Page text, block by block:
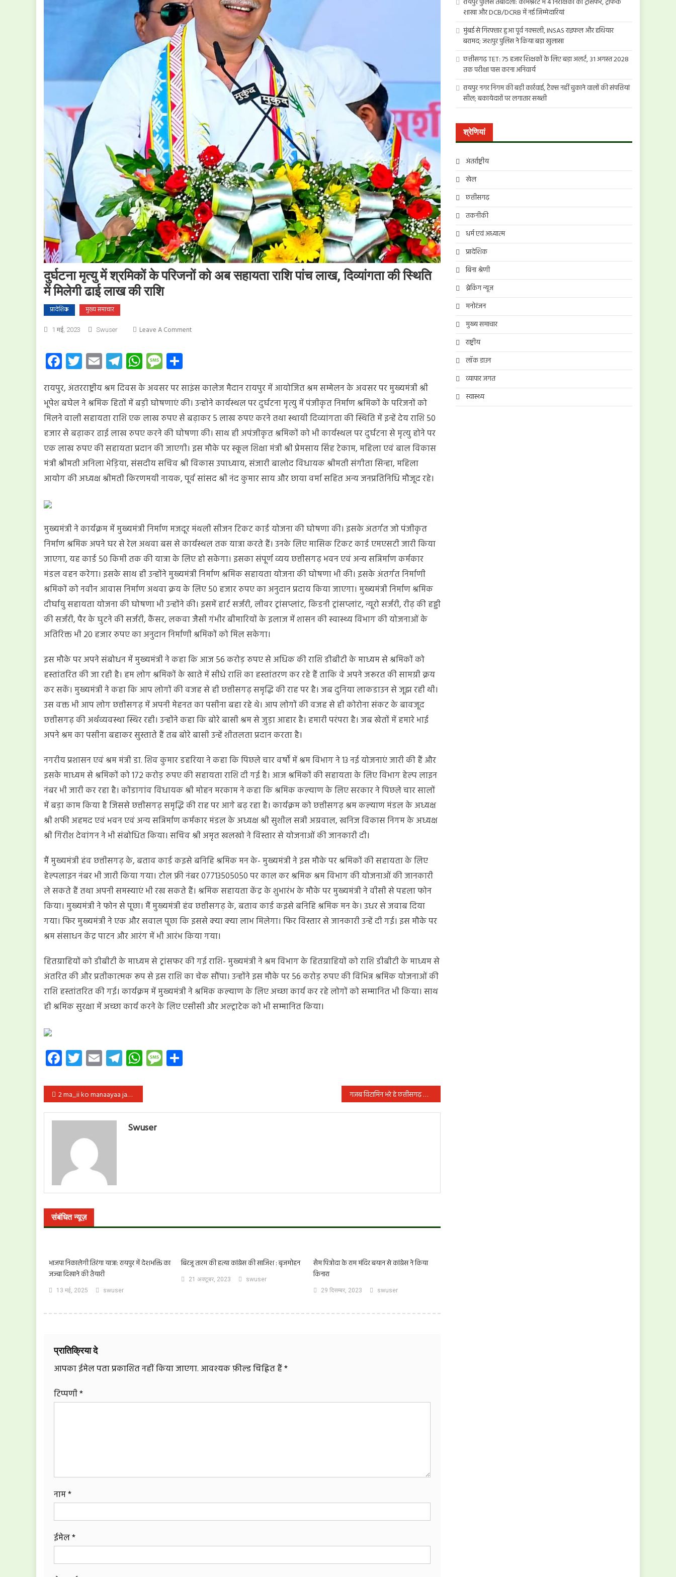
दुर्घटना मृत्यु में श्रमिकों के परिजनों को अब सहायता राशि पांच लाख, दिव्यांगता की स्थिति
में मिलेगी ढाई लाख की राशि
प्रादेशिक मुख्य समाचार
1 मई, 2023 Swuser Leave A CommentOn
के
परिजनों
अब
सहायता
राशि
पांच
लाख,
दिव्यांगता
मिलेगी
ढाई
लाख
की
राशि
Facebook
Twitter
EmailTelegram
WhatsApp
Message
रायपुर, अंतरराष्ट्रीय श्रम दिवस के अवसर पर साइंस कालेज मैदान रायपुर में आयोजित श्रम सम्मेलन के अवसर पर मुख्यमंत्री श्री
भूपेश बघेल ने श्रमिक हितों में बड़ी घोषणाएं की। उन्होने कार्यस्थल पर दुर्घटना मृत्यु में पंजीकृत निर्माण श्रमिकों के परिजनों को
मिलने वाली सहायता राशि एक लाख रुपए से बढ़ाकर 5 लाख रुपए करने तथा स्थायी दिव्यांगता की स्थिति में इन्हें देय राशि 50
हजार से बढ़ाकर ढाई लाख रुपए करने की घोषणा की। साथ ही अपंजीकृत श्रमिकों को भी कार्यस्थल पर दुर्घटना से मृत्यु होने पर
एक लाख रुपए की सहायता प्रदान की जाएगी। इस मौके पर स्कूल शिक्षा मंत्री श्री प्रेमसाय सिंह टेकाम, महिला एवं बाल विकास
मंत्री श्रीमती अनिला भेड़िया, संसदीय सचिव श्री विकास उपाध्याय, संजारी बालोद विधायक श्रीमती संगीता सिन्हा, महिला
आयोग की अध्यक्ष श्रीमती किरणमयी नायक, पूर्व सांसद श्री नंद कुमार साय और छाया वर्मा सहित अन्य जनप्रतिनिधि मौजूद रहे।
मुख्यमंत्री ने कार्यक्रम में मुख्यमंत्री निर्माण मजदूर मंथली सीजन टिकट कार्ड योजना की घोषणा की। इसके अंतर्गत जो पंजीकृत
निर्माण श्रमिक अपने घर से रेल अथवा बस से कार्यस्थल तक यात्रा करते हैं। उनके लिए मासिक टिकट कार्ड एमएसटी जारी किया
जाएगा, यह कार्ड 50 किमी तक की यात्रा के लिए हो सकेगा। इसका संपूर्ण व्यय छत्तीसगढ़ भवन एवं अन्य सन्निर्माण कर्मकार
मंडल वहन करेगा। इसके साथ ही उन्होंने मुख्यमंत्री निर्माण श्रमिक सहायता योजना की घोषणा भी की। इसके अंतर्गत निर्माणी
श्रमिकों को नवीन आवास निर्माण अथवा क्रय के लिए 50 हजार रुपए का अनुदान प्रदाय किया जाएगा। मुख्यमंत्री निर्माण श्रमिक
दीर्घायु सहायता योजना की घोषणा भी उन्होंने की। इसमें हार्ट सर्जरी, लीवर ट्रांसप्लांट, किडनी ट्रांसप्लांट, न्यूरो सर्जरी, रीढ़ की हड्डी
की सर्जरी, पैर के घुटने की सर्जरी, कैंसर, लकवा जैसी गंभीर बीमारियों के इलाज में शासन की स्वास्थ्य विभाग की योजनाओं के
अतिरिक्त भी 20 हजार रुपए का अनुदान निर्माणी श्रमिकों को मिल सकेगा।
इस मौके पर अपने संबोधन में मुख्यमंत्री ने कहा कि आज 56 करोड़ रुपए से अधिक की राशि डीबीटी के माध्यम से श्रमिकों को
हस्तांतरित की जा रही है। हम लोग श्रमिकों के खाते में सीधे राशि का हस्तांतरण कर रहे हैं ताकि वे अपने जरूरत की सामग्री क्रय
कर सकें। मुख्यमंत्री ने कहा कि आप लोगों की वजह से ही छत्तीसगढ़ समृद्धि की राह पर है। जब दुनिया लाकडाउन से जूझ रही थी।
उस वक्त भी आप लोग छत्तीसगढ़ में अपनी मेहनत का पसीना बहा रहे थे। आप लोगों की वजह से ही कोरोना संकट के बावजूद
छत्तीसगढ़ की अर्थव्यवस्था स्थिर रही। उन्होंने कहा कि बोरे बासी श्रम से जुड़ा आहार है। हमारी परंपरा है। जब खेतों में हमारे भाई
अपने श्रम का पसीना बहाकर सुस्ताते हैं तब बोरे बासी उन्हें शीतलता प्रदान करता है।
नगरीय प्रशासन एवं श्रम मंत्री डा. शिव कुमार डहरिया ने कहा कि पिछले चार वर्षों में श्रम विभाग ने 13 नई योजनाएं जारी की हैं और
इसके माध्यम से श्रमिकों को 172 करोड़ रुपए की सहायता राशि दी गई है। आज श्रमिकों की सहायता के लिए विभाग हेल्प लाइन
नंबर भी जारी कर रहा है। कोंडागांव विधायक श्री मोहन मरकाम ने कहा कि श्रमिक कल्याण के लिए सरकार ने पिछले चार सालों
में बड़ा काम किया है जिससे छत्तीसगढ़ समृद्धि की राह पर आगे बढ़ रहा है। कार्यक्रम को छत्तीसगढ़ श्रम कल्याण मंडल के अध्यक्ष
श्री शफी अहमद एवं भवन एवं अन्य सन्निर्माण कर्मकार मंडल के अध्यक्ष श्री सुशील सन्नी अग्रवाल, खनिज विकास निगम के अध्यक्ष
श्री गिरीश देवांगन ने भी संबोधित किया। सचिव श्री अमृत खलखो ने विस्तार से योजनाओं की जानकारी दी।
मैं मुख्यमंत्री हंव छत्तीसगढ़ के, बताव कार्ड कइसे बनिहि श्रमिक मन के- मुख्यमंत्री ने इस मौके पर श्रमिकों की सहायता के लिए
हेल्पलाइन नंबर भी जारी किया गया। टोल फ्री नंबर 07713505050 पर काल कर श्रमिक श्रम विभाग की योजनाओं की जानकारी
ले सकते हैं तथा अपनी समस्याएं भी रख सकते हैं। श्रमिक सहायता केंद्र के शुभारंभ के मौके पर मुख्यमंत्री ने वीसी से पहला फोन
किया। मुख्यमंत्री ने फोन से पूछा। मैं मुख्यमंत्री हंव छत्तीसगढ़ के, बताव कार्ड कइसे बनिहि श्रमिक मन के। उधर से जवाब दिया
गया। फिर मुख्यमंत्री ने एक और सवाल पूछा कि इससे क्या क्या लाभ मिलेगा। फिर विस्तार से जानकारी उन्हें दी गई। इस मौके पर
श्रम संसाधन केंद्र पाटन और आरंग में भी आरंभ किया गया।
हितग्राहियों को डीबीटी के माध्यम से ट्रांसफर की गई राशि- मुख्यमंत्री ने श्रम विभाग के हितग्राहियों को राशि डीबीटी के माध्यम से
अंतरित की और प्रतीकात्मक रूप से इस राशि का चेक सौंपा। उन्होंने इस मौके पर 56 करोड़ रुपए की विभिन्न श्रमिक योजनाओं की
राशि हस्तांतरित की गई। कार्यक्रम में मुख्यमंत्री ने श्रमिक कल्याण के लिए अच्छा कार्य कर रहे लोगों को सम्मानित भी किया। साथ
ही श्रमिक सुरक्षा में अच्छा कार्य करने के लिए एसीसी और अल्ट्राटेक को भी सम्मानित किया।
Facebook
Twitter
EmailTelegram
WhatsApp
Message
पोस्ट
नेविगेशन
2 ma_ii ko manaayaa jaa rahaa hai ‘varlḍa asthamaa ḍae’ गजब विटामिन भरे हे छत्तीसगढ़ के बांसी में गीत की शानदार प्रस्तुति
Swuser
संबंधित न्यूज़
भाजपा निकालेगी तिरंगा यात्रा: रायपुर में देशभक्ति का
जज्बा दिखाने की तैयारी
13 मई, 2025 swuser
बिरजू तारम की हत्या कांग्रेस की साजिश : बृजमोहन
21 अक्टूबर, 2023 swuser
सैम पित्रोदा के राम मंदिर बयान से कांग्रेस ने किया
किनारा
29 दिसम्बर, 2023 swuser
प्रातिक्रिया दे
आपका ईमेल पता प्रकाशित नहीं किया जाएगा. आवश्यक फ़ील्ड चिह्नित हैं*
टिप्पणी*
नाम*
ईमेल*
रायपुर पुलिस तबादला: कमिश्नरेट में 4 निरीक्षकों का ट्रांसफर, ट्रैफिक
शाखा और DCB/DCRB में नई जिम्मेदारियां
मुंबई से गिरफ्तार हुआ पूर्व नक्सली, INSAS राइफल और हथियार
बरामद; जशपुर पुलिस ने किया बड़ा खुलासा
छत्तीसगढ़ TET: 75 हजार शिक्षकों के लिए बड़ा अलर्ट, 31 अगस्त 2028
तक परीक्षा पास करना अनिवार्य
रायपुर नगर निगम की बड़ी कार्रवाई, टैक्स नहीं चुकाने वालों की संपत्तियां
सील; बकायेदारों पर लगातार सख्ती
श्रेणियां
अंतर्राष्ट्रीय
खेल
छत्तीसगढ़
तकनीकी
धर्म एवं अध्यात्म
प्रादेशिक
बिना श्रेणी
ब्रेकिंग न्यूज़
मनोरंजन
मुख्य समाचार
राष्ट्रीय
लॉक डाउन
व्यापार जगत
स्वास्थ्य